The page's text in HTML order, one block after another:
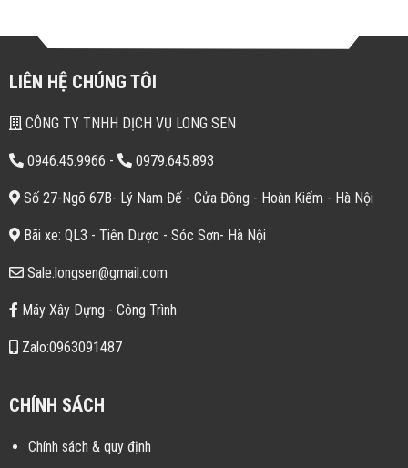
LIÊN HỆ CHÚNG TÔI
CÔNG TY TNHH DỊCH VỤ LONG SEN
0946.45.9966 - 0979.645.893
Số 27-Ngõ 67B- Lý Nam Đế - Cửa Đông - Hoàn Kiếm - Hà Nội
Bãi xe: QL3 - Tiên Dược - Sóc Sơn- Hà Nội
Sale.longsen@gmail.com
Máy Xây Dựng - Công Trình
Zalo:0963091487
CHÍNH SÁCH
Chính sách & quy định